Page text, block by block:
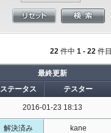
22 件中 1 - 22 件目
最終更新
ステータス テスター
2016-01-23 18:13
解決済み kane